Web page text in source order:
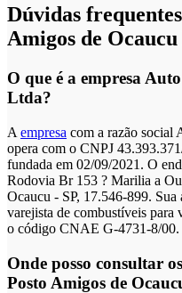
Dúvidas
Amigos de
O que é a empresa
Ltda?
A empresa com a razão social
opera com o CNPJ
fundada em 02/09/2021. O
Rodovia Br 153 ? Marilia a
Ocaucu - SP, 17.546-899.
varejista de combustíveis para
o código CNAE G-4731-8/00.
Onde posso consultar
Posto Amigos de